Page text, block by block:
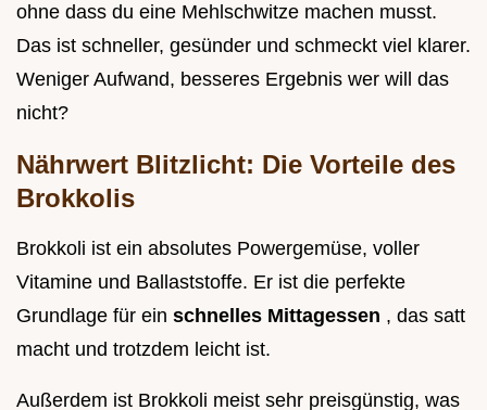
ohne dass du eine Mehlschwitze machen musst.
Das ist schneller, gesünder und schmeckt viel klarer.
Weniger Aufwand, besseres Ergebnis wer will das
nicht?
Nährwert Blitzlicht: Die Vorteile des
Brokkolis
Brokkoli ist ein absolutes Powergemüse, voller
Vitamine und Ballaststoffe. Er ist die perfekte
Grundlage für ein schnelles Mittagessen , das satt
macht und trotzdem leicht ist.
Außerdem ist Brokkoli meist sehr preisgünstig, was